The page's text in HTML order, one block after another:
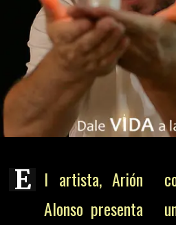
E l artista, Arión
Alonso presenta